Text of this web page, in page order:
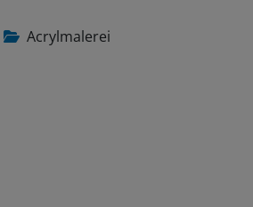
Acrylmalerei